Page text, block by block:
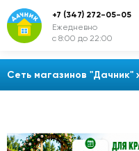
Сеть магазинов "Дачник"
+7 (347) 272-05-05
Ежедневно
с 8:00 до 22:00